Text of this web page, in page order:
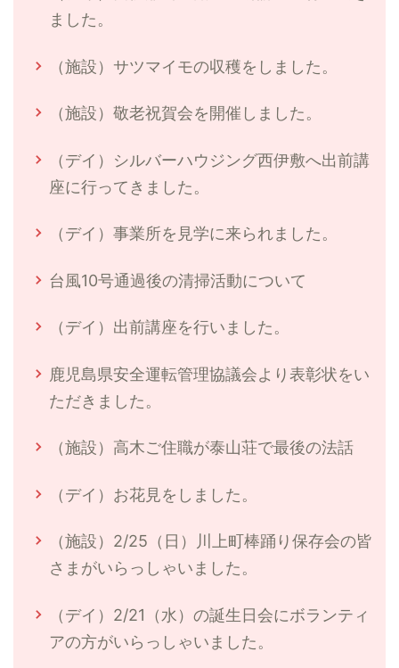
ました。
（施設）サツマイモの収穫をしました。
（施設）敬老祝賀会を開催しました。
（デイ）シルバーハウジング西伊敷へ出前講
座に行ってきました。
（デイ）事業所を見学に来られました。
台風10号通過後の清掃活動について
（デイ）出前講座を行いました。
鹿児島県安全運転管理協議会より表彰状をい
ただきました。
（施設）高木ご住職が泰山荘で最後の法話
（デイ）お花見をしました。
（施設）2/25（日）川上町棒踊り保存会の皆
さまがいらっしゃいました。
（デイ）2/21（水）の誕生日会にボランティ
アの方がいらっしゃいました。